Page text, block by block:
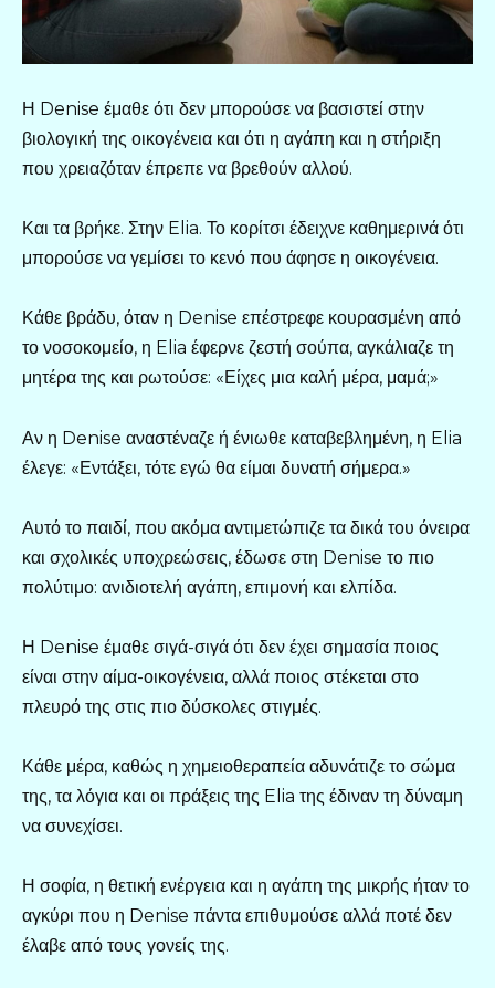
Η Denise έμαθε ότι δεν μπορούσε να βασιστεί στην
βιολογική της οικογένεια και ότι η αγάπη και η στήριξη
που χρειαζόταν έπρεπε να βρεθούν αλλού.
Και τα βρήκε. Στην Elia. Το κορίτσι έδειχνε καθημερινά ότι
μπορούσε να γεμίσει το κενό που άφησε η οικογένεια.
Κάθε βράδυ, όταν η Denise επέστρεφε κουρασμένη από
το νοσοκομείο, η Elia έφερνε ζεστή σούπα, αγκάλιαζε τη
μητέρα της και ρωτούσε: «Είχες μια καλή μέρα, μαμά;»
Αν η Denise αναστέναζε ή ένιωθε καταβεβλημένη, η Elia
έλεγε: «Εντάξει, τότε εγώ θα είμαι δυνατή σήμερα.»
Αυτό το παιδί, που ακόμα αντιμετώπιζε τα δικά του όνειρα
και σχολικές υποχρεώσεις, έδωσε στη Denise το πιο
πολύτιμο: ανιδιοτελή αγάπη, επιμονή και ελπίδα.
Η Denise έμαθε σιγά-σιγά ότι δεν έχει σημασία ποιος
είναι στην αίμα-οικογένεια, αλλά ποιος στέκεται στο
πλευρό της στις πιο δύσκολες στιγμές.
Κάθε μέρα, καθώς η χημειοθεραπεία αδυνάτιζε το σώμα
της, τα λόγια και οι πράξεις της Elia της έδιναν τη δύναμη
να συνεχίσει.
Η σοφία, η θετική ενέργεια και η αγάπη της μικρής ήταν το
αγκύρι που η Denise πάντα επιθυμούσε αλλά ποτέ δεν
έλαβε από τους γονείς της.